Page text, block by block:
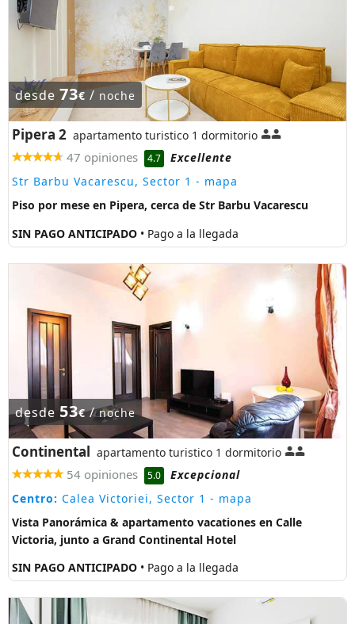
desde 73€/ noche
Pipera 2 apartamento turistico 1 dormitorio
47 opiniones 4.7
Excellente
Str Barbu Vacarescu, Sector 1 - mapa
Piso por mese en Pipera, cerca de Str Barbu Vacarescu
SIN PAGO ANTICIPADO • Pago a la llegada
desde53€/noche
Continental apartamento turistico 1 dormitorio
54 opiniones 5.0
Excepcional
Centro: Calea Victoriei, Sector 1 - mapa
Vista Panorámica & apartamento vacationes en Calle
Victoria, junto a Grand Continental Hotel
SIN PAGO ANTICIPADO • Pago a la llegada